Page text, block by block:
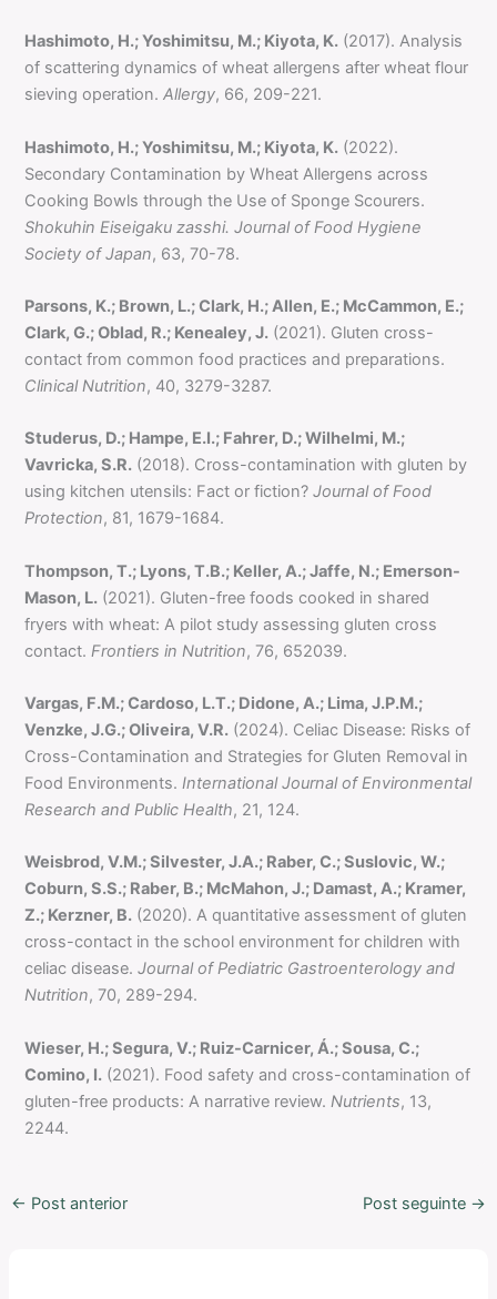
Hashimoto, H.; Yoshimitsu, M.; Kiyota, K. (2017). Analysis
of scattering dynamics of wheat allergens after wheat flour
sieving operation.Allergy, 66, 209-221.
Hashimoto, H.; Yoshimitsu, M.; Kiyota, K. (2022).
Secondary Contamination by Wheat Allergens across
Cooking Bowls through the Use of Sponge Scourers.
Shokuhin Eiseigaku zasshi. Journal of Food Hygiene
Society of Japan, 63, 70-78.
Parsons, K.; Brown, L.; Clark, H.; Allen, E.; McCammon, E.;
Clark, G.; Oblad, R.; Kenealey, J. (2021). Gluten cross-
contact from common food practices and preparations.
Clinical Nutrition, 40, 3279-3287.
Studerus, D.; Hampe, E.I.; Fahrer, D.; Wilhelmi, M.;
Vavricka, S.R. (2018). Cross-contamination with gluten by
using kitchen utensils: Fact or fiction?Journal of Food
Protection, 81, 1679-1684.
Thompson, T.; Lyons, T.B.; Keller, A.; Jaffe, N.; Emerson-
Mason, L. (2021). Gluten-free foods cooked in shared
fryers with wheat: A pilot study assessing gluten cross
contact.Frontiers in Nutrition, 76, 652039.
Vargas, F.M.; Cardoso, L.T.; Didone, A.; Lima, J.P.M.;
Venzke, J.G.; Oliveira, V.R. (2024). Celiac Disease: Risks of
Cross-Contamination and Strategies for Gluten Removal in
Food Environments.International Journal of Environmental
Research and Public Health, 21, 124.
Weisbrod, V.M.; Silvester, J.A.; Raber, C.; Suslovic, W.;
Coburn, S.S.; Raber, B.; McMahon, J.; Damast, A.; Kramer,
Z.; Kerzner, B. (2020). A quantitative assessment of gluten
cross-contact in the school environment for children with
celiac disease.Journal of Pediatric Gastroenterology and
Nutrition, 70, 289-294.
Wieser, H.; Segura, V.; Ruiz-Carnicer, Á.; Sousa, C.;
Comino, I. (2021). Food safety and cross-contamination of
gluten-free products: A narrative review.Nutrients, 13,
2244.
← Post anterior Post seguinte →